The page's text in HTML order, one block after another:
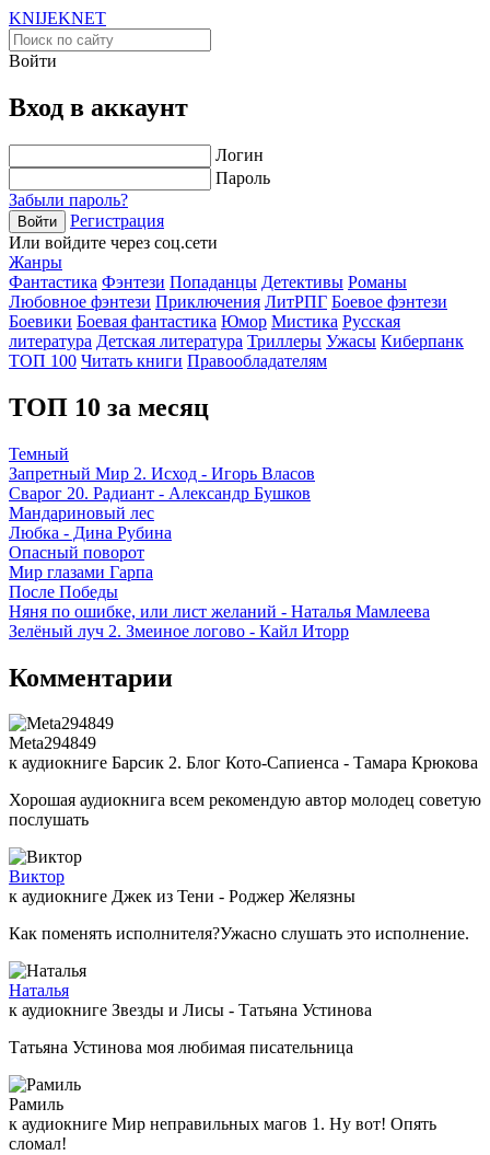
KNIJEKNET
Войти
Вход в аккаунт
Логин
Пароль
Забыли пароль?
Войти
Регистрация
Или войдите через соц.сети
Жанры
Фантастика Фэнтези Попаданцы Детективы Романы
Любовное фэнтези Приключения ЛитРПГ Боевое фэнтези
Боевики Боевая фантастика Юмор Мистика Русская
литература Детская литература Триллеры Ужасы Киберпанк
ТОП 100 Читать книги Правообладателям
ТОП 10 за месяц
Темный
Запретный Мир 2. Исход - Игорь Власов
Сварог 20. Радиант - Александр Бушков
Мандариновый лес
Любка - Дина Рубина
Опасный поворот
Мир глазами Гарпа
После Победы
Няня по ошибке, или лист желаний - Наталья Мамлеева
Зелёный луч 2. Змеиное логово - Кайл Иторр
Комментарии
Meta294849
к аудиокниге Барсик 2. Блог Кото-Сапиенса - Тамара Крюкова
Хорошая аудиокнига всем рекомендую автор молодец советую
послушать
Виктор
к аудиокниге Джек из Тени - Роджер Желязны
Как поменять исполнителя?Ужасно слушать это исполнение.
Наталья
к аудиокниге Звезды и Лисы - Татьяна Устинова
Татьяна Устинова моя любимая писательница
Рамиль
к аудиокниге Мир неправильных магов 1. Ну вот! Опять
сломал!